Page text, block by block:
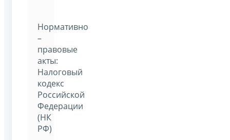
Нормативно
–
правовые
акты:
Налоговый
кодекс
Российской
Федерации
(НК
РФ)